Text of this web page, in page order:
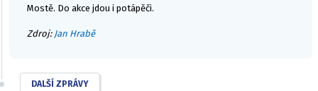
Mostě. Do akce jdou i potápěči.
Zdroj: Jan Hrabě
DALŠÍ ZPRÁVY